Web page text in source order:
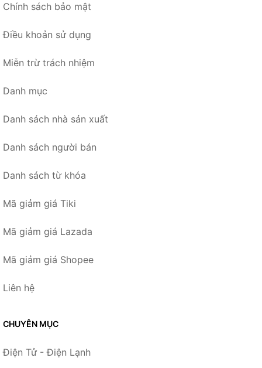
Chính sách bảo mật
Điều khoản sử dụng
Miễn trừ trách nhiệm
Danh mục
Danh sách nhà sản xuất
Danh sách người bán
Danh sách từ khóa
Mã giảm giá Tiki
Mã giảm giá Lazada
Mã giảm giá Shopee
Liên hệ
CHUYÊN MỤC
Điện Tử - Điện Lạnh